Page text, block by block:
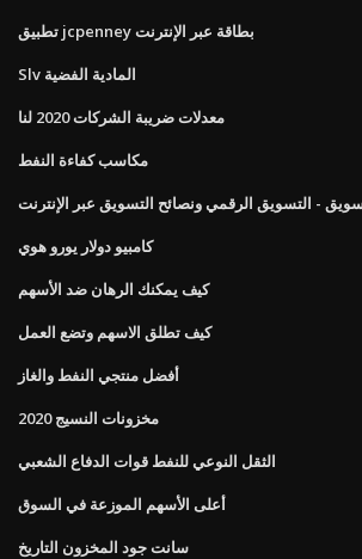
تطبيق jcpenney بطاقة عبر الإنترنت
Slv المادية الفضية
معدلات ضريبة الشركات 2020 لنا
مكاسب كفاءة النفط
- التسويق الرقمي ونصائح التسويق عبر الإنترنت
كامبيو دولار يورو هوي
كيف يمكنك الرهان ضد الأسهم
كيف تطلق الاسهم وتضع العمل
أفضل منتجي النفط والغاز
مخزونات النسيج 2020
الثقل النوعي للنفط قوات الدفاع الشعبي
أعلى الأسهم الموزعة في السوق
سانت جود المخزون التاريخ